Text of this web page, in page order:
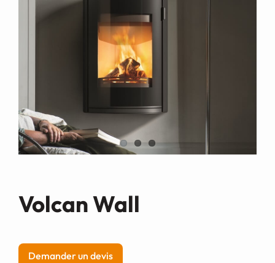
Volcan Wall
Demander un devis